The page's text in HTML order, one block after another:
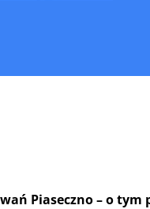
Piaseczno – o